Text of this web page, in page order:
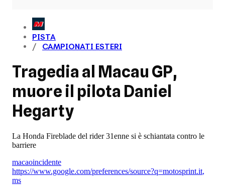
PISTA
CAMPIONATI ESTERI
Tragedia al Macau GP,
muore il pilota Daniel
Hegarty
La Honda Fireblade del rider 31enne si è schiantata contro le
barriere
macaoincidente
https://www.google.com/preferences/source?q=motosprint.it,
ms